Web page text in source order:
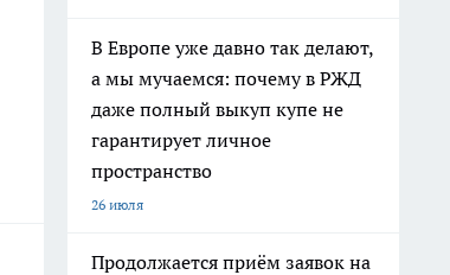
В Европе уже давно так делают,
а мы мучаемся: почему в РЖД
даже полный выкуп купе не
гарантирует личное
пространство
26 июля
Продолжается приём заявок на